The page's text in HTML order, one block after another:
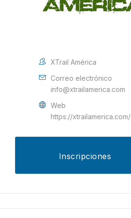
XTrail América
Correo electrónico
info@xtrailamerica.com
Web
https://xtrailamerica.com/
Inscripciones